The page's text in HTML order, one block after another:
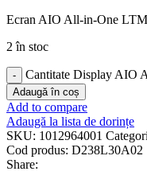
Ecran AIO All-in-One
2 în stoc
Cantitate Display AIO
Adaugă în coș
Add to compare
Adaugă la lista de dorințe
SKU: 1012964001
Cod produs: D238L30A02
Share: